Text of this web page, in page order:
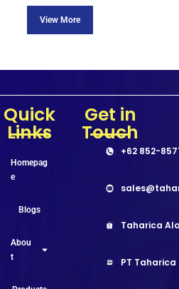
Quick
Links
Homepag
e
Blogs
Abou
t
Get in
Touch
+62 852-
Taharica
PT Taharica